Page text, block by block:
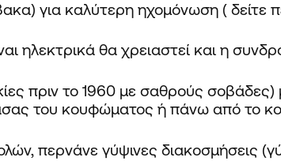
για καλύτερη ηχομόνωση ( δείτε
ηλεκτρικά θα χρειαστεί και η
πριν το 1960 με σαθρούς σοβάδες)
του κουφώματος ή πάνω από το
περνάνε γύψινες διακοσμήσεις